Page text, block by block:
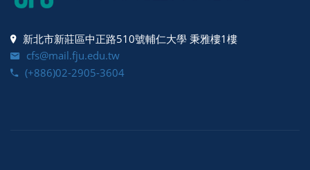
新北市新莊區中正路510號輔仁大學 秉雅樓1樓
cfs@mail.fju.edu.tw
(+886)02-2905-3604